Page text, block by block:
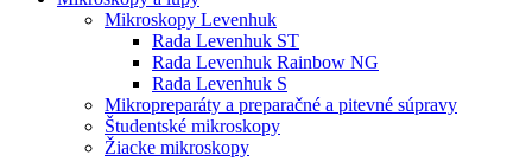
Mikroskopy Levenhuk
Rada Levenhuk ST
Rada Levenhuk Rainbow NG
Rada Levenhuk S
Mikropreparáty a preparačné a pitevné súpravy
Študentské mikroskopy
Žiacke mikroskopy